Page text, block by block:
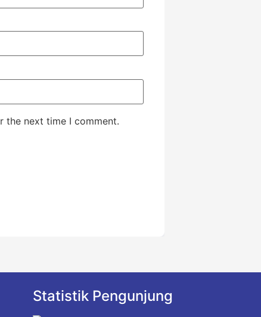
the next time I comment.
Statistik Pengunjung